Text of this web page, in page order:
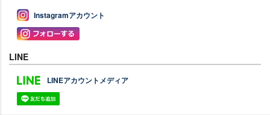
Instagramアカウント
LINE
LINEアカウントメディア